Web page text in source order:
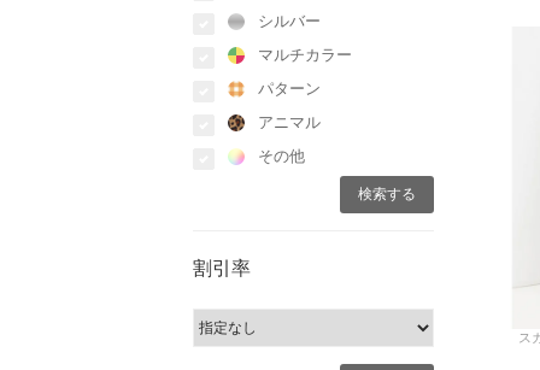
シルバー
マルチカラー
パターン
アニマル
その他
割引率
ス